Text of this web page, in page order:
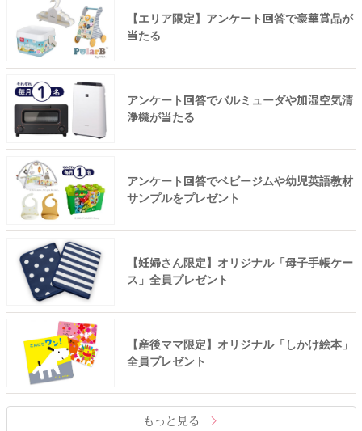
【エリア限定】アンケート回答で豪華賞品が
当たる
アンケート回答でバルミューダや加湿空気清
浄機が当たる
アンケート回答でベビージムや幼児英語教材
サンプルをプレゼント
【妊婦さん限定】オリジナル「母子手帳ケー
ス」全員プレゼント
【産後ママ限定】オリジナル「しかけ絵本」
全員プレゼント
もっと見る